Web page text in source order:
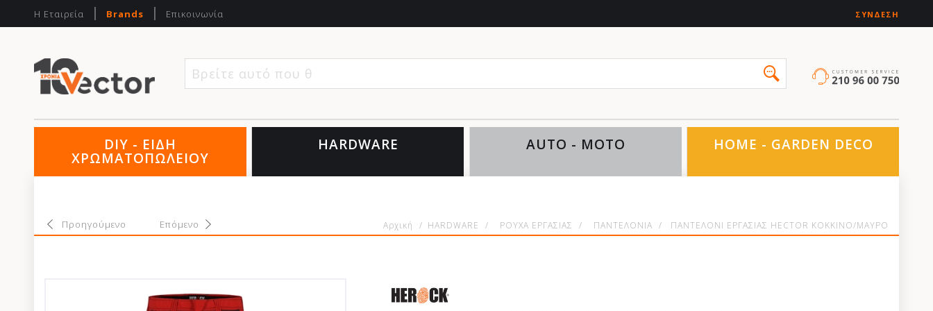
Η Εταιρεία Brands Επικοινωνία ΣΎΝΔΕΣΗ
Βρείτε αυτό που θέλετε
DIY - ΕΙΔΗ
ΧΡΩΜΑΤΟΠΩΛΕΙΟΥ
HARDWARE AUTO - MOTO HOME - GARDEN DECO
Προηγούμενο Επόμενο Αρχική / HARDWARE / ΡΟΥΧΑ ΕΡΓΑΣΙΑΣ / ΠΑΝΤΕΛΟΝΙΑ / ΠΑΝΤΕΛΟΝΙ ΕΡΓΑΣΙΑΣ HECTOR ΚΟΚΚΙΝΟ/ΜΑΥΡΟ